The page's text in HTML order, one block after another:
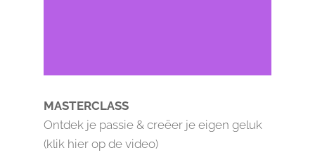
MASTERCLASS
Ontdek je passie & creëer je eigen geluk
(klik hier op de video)